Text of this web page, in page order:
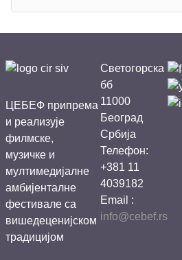
ЦЕБЕФ припрема
и реализује
филмске,
музичке и
мултимедијалне
амбијенталне
фестивале са
вишедеценијском
традицијом
Светогорска
бб
11000
Београд
Србија
Телефон:
+381 11
4039182
Email :
info@cebef.rs